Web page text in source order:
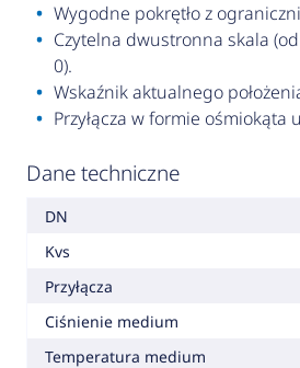
Wygodne pokrętło z
Czytelna dwustronna skala
0).
Wskaźnik aktualnego
Przyłącza w formie ośmiokąta
Dane techniczne
DN
Kvs
Przyłącza
Ciśnienie medium
Temperatura medium